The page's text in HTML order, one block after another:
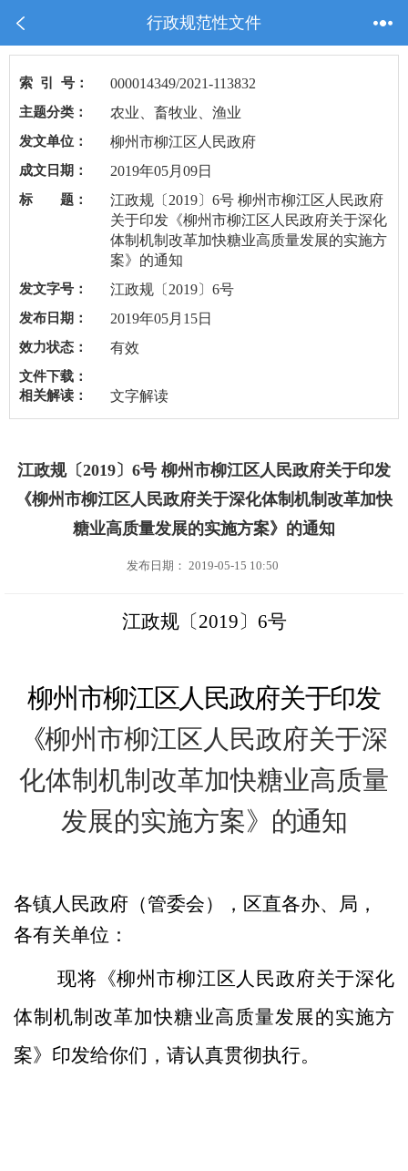
行政规范性文件
索 引 号： 000014349/2021-113832
主题分类： 农业、畜牧业、渔业
发文单位： 柳州市柳江区人民政府
成文日期： 2019年05月09日
标 题：
江政规〔2019〕6号 柳州市柳江区人民政府
关于印发《柳州市柳江区人民政府关于深化
体制机制改革加快糖业高质量发展的实施方
案》的通知
发文字号： 江政规〔2019〕6号
发布日期： 2019年05月15日
效力状态： 有效
文件下载：
相关解读：
文字解读
江政规〔2019〕6号 柳州市柳江区人民政府关于印发
《柳州市柳江区人民政府关于深化体制机制改革加快
糖业高质量发展的实施方案》的通知
发布日期： 2019-05-15 10:50
江政规〔2019〕 6号
柳州市柳江区人民政府关于印发
《柳州市柳江区人民政府关于深
化体制机制改革加快糖业高质量
发展的实施方案》的通知
各镇人民政府（管委会），区直各办、局，
各有关单位 ：
现将 《柳州市柳江区人民政府关于深化
体制机制改革加快糖业高质量发展的实施方
案》印发给你们，请认真贯彻执行。